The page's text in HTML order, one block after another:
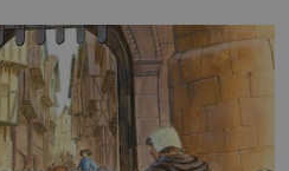
zemí a k tomu